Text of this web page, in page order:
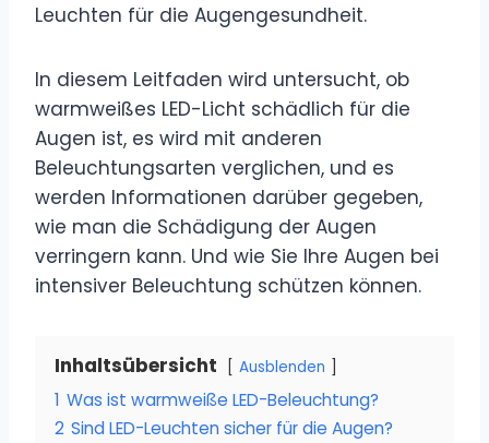
Leuchten für die Augengesundheit.
In diesem Leitfaden wird untersucht, ob
warmweißes LED-Licht schädlich für die
Augen ist, es wird mit anderen
Beleuchtungsarten verglichen, und es
werden Informationen darüber gegeben,
wie man die Schädigung der Augen
verringern kann. Und wie Sie Ihre Augen bei
intensiver Beleuchtung schützen können.
Inhaltsübersicht Ausblenden
1 Was ist warmweiße LED-Beleuchtung?
2 Sind LED-Leuchten sicher für die Augen?